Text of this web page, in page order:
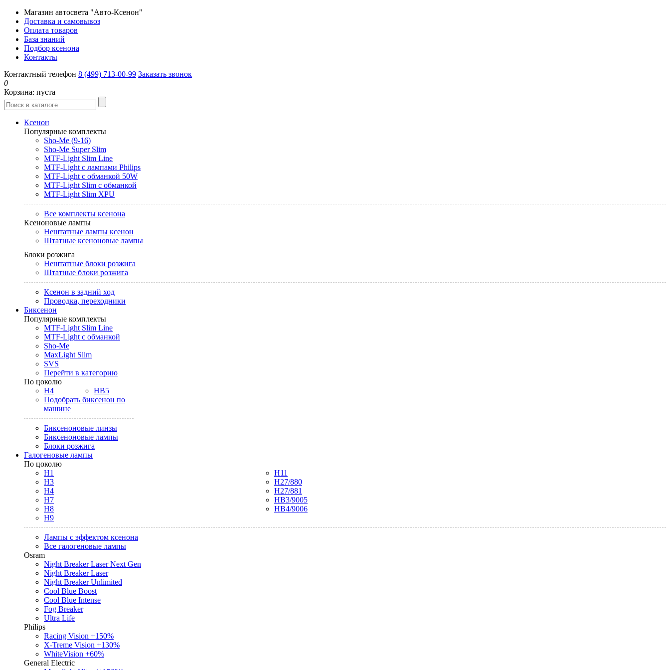
Магазин автосвета "Авто-Ксенон"
Доставка и самовывоз
Оплата товаров
База знаний
Подбор ксенона
Контакты
Контактный телефон 8 (499) 713-00-99 Заказать звонок
0
Корзина: пуста
Ксенон
Популярные комплекты
Sho-Me (9-16)
Sho-Me Super Slim
MTF-Light Slim Line
MTF-Light с лампами Philips
MTF-Light с обманкой 50W
MTF-Light Slim с обманкой
MTF-Light Slim XPU
Все комплекты ксенона
Ксеноновые лампы
Нештатные лампы ксенон
Штатные ксеноновые лампы
Блоки розжига
Нештатные блоки розжига
Штатные блоки розжига
Ксенон в задний ход
Проводка, переходники
Биксенон
Популярные комплекты
MTF-Light Slim Line
MTF-Light с обманкой
Sho-Me
MaxLight Slim
SVS
Перейти в категорию
По цоколю
H4
HB5
Подобрать биксенон по
машине
Биксеноновые линзы
Биксеноновые лампы
Блоки розжига
Галогеновые лампы
По цоколю
H1
H3
H4
H7
H8
H9
H11
H27/880
H27/881
HB3/9005
HB4/9006
Лампы с эффектом ксенона
Все галогеновые лампы
Osram
Night Breaker Laser Next Gen
Night Breaker Laser
Night Breaker Unlimited
Cool Blue Boost
Cool Blue Intense
Fog Breaker
Ultra Life
Philips
Racing Vision +150%
X-Treme Vision +130%
WhiteVision +60%
General Electric